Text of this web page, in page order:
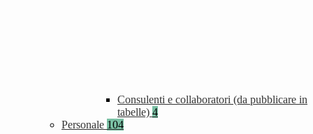
Consulenti e collaboratori (da pubblicare in
tabelle) 4
Personale 104